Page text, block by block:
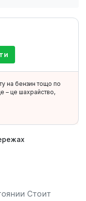
на бензин тощо по
– це шахрайство,
Стоит